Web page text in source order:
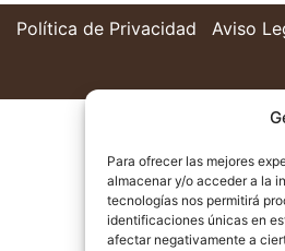
Para ofrecer las mejores
almacenar y/o acceder a la
tecnologías nos permitirá
identificaciones únicas en
afectar negativamente a
Política de Privacidad
Aviso